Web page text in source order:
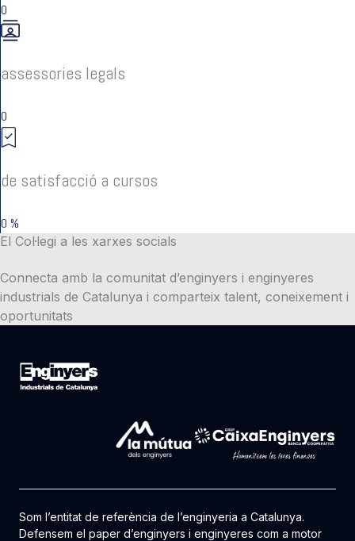
0
assessories legals
0
de satisfacció a cursos
0 %
El Col·legi a les xarxes socials
Connecta amb la comunitat d’enginyers i enginyeres
industrials de Catalunya i comparteix talent, coneixement i
oportunitats
Som l’entitat de referència de l’enginyeria a Catalunya.
Defensem el paper d’enginyers i enginyeres com a motor